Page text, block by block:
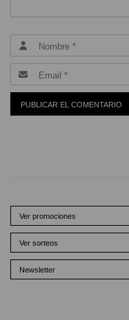
Ver promociones
Ver sorteos
Newsletter